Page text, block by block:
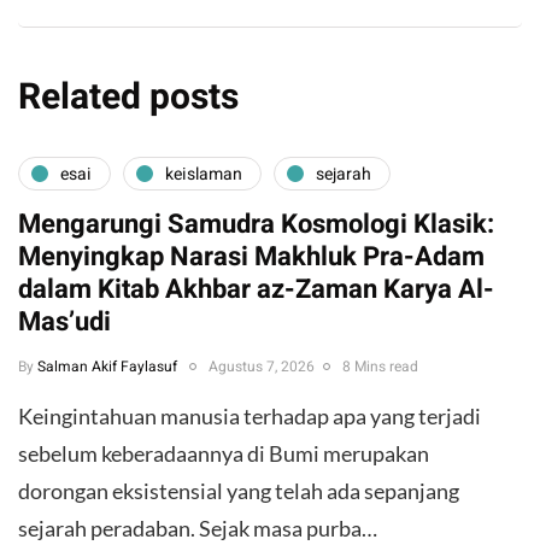
Related posts
esai keislaman sejarah
Mengarungi Samudra Kosmologi Klasik:
Menyingkap Narasi Makhluk Pra-Adam
dalam Kitab Akhbar az-Zaman Karya Al-
Mas’udi
By Salman Akif Faylasuf Agustus 7, 2026 8 Mins read
Keingintahuan manusia terhadap apa yang terjadi
sebelum keberadaannya di Bumi merupakan
dorongan eksistensial yang telah ada sepanjang
sejarah peradaban. Sejak masa purba…